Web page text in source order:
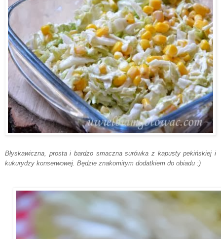
Błyskawiczna, prosta i bardzo smaczna surówka z kapusty pekińskiej i
kukurydzy konserwowej. Będzie znakomitym dodatkiem do obiadu :)